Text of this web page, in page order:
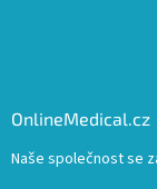
OnlineMedical.cz
Naše společnost se